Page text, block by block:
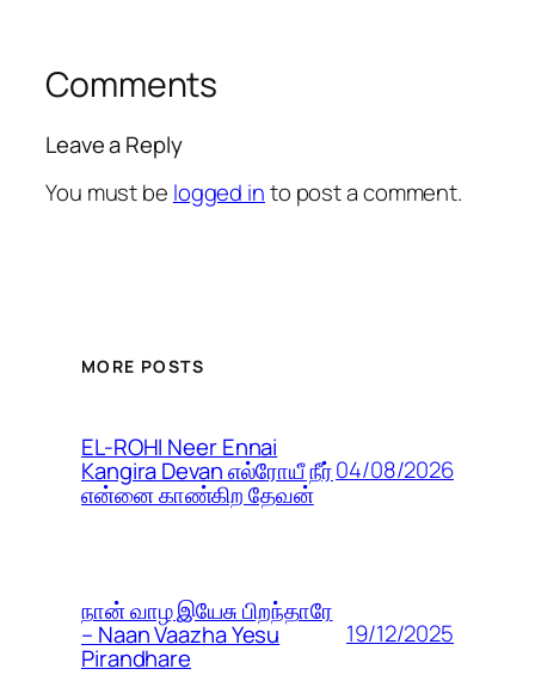
Comments
Leave a Reply
You must be logged into post a comment.
MORE POSTS
EL-ROHI Neer Ennai
Kangira Devan எல்ரோயீ நீர்
என்னை காண்கிற தேவன்
04/08/2026
நான் வாழ இயேசு பிறந்தாரே
– Naan Vaazha Yesu
Pirandhare
19/12/2025